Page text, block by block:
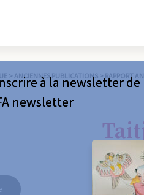
> ANCIENNES PUBLICATIONS > RAPPORT
à la newsletter de
newsletter